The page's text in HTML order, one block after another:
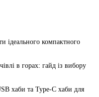
ідеального компактного
в горах: гайд із вибору
хаби та Type-C хаби для